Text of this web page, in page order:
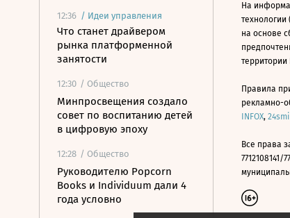
12:36 / Идеи управления
Что станет драйвером
рынка платформенной
занятости
12:30 / Общество
Минпросвещения создало
совет по воспитанию детей
в цифровую эпоху
12:28 / Общество
Руководителю Popcorn
Books и Individuum дали 4
года условно
На
на основе
Правила
рекламно-
INFOX, 24smi
Все права
7712108141/